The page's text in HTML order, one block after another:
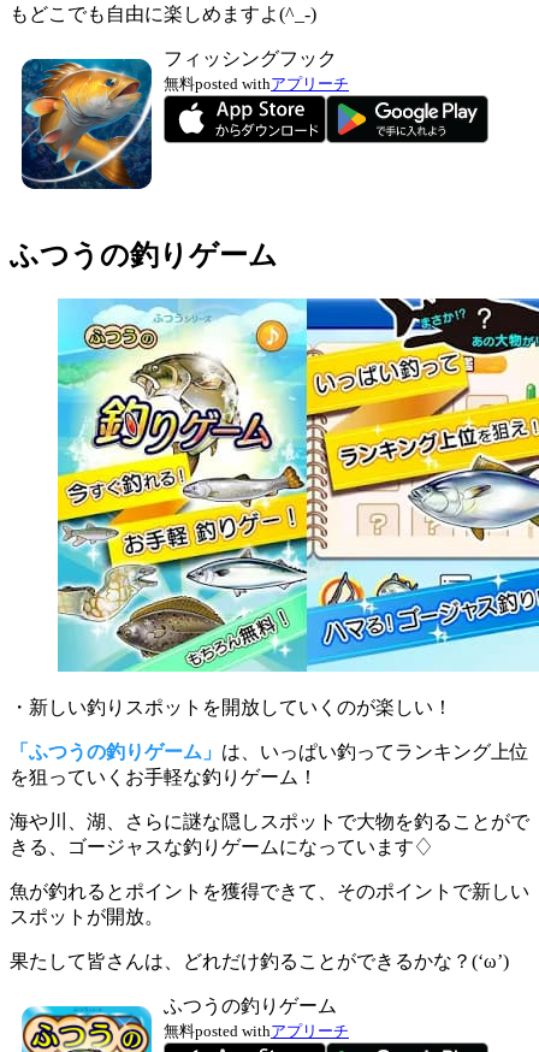
もどこでも自由に楽しめますよ(^_-)
フィッシングフック
無料posted withアプリーチ
ふつうの釣りゲーム
・新しい釣りスポットを開放していくのが楽しい！
「ふつうの釣りゲーム」 は、いっぱい釣ってランキング上位
を狙っていくお手軽な釣りゲーム！
海や川、湖、さらに謎な隠しスポットで大物を釣ることがで
きる
、ゴージャスな釣りゲームになっています♢
魚が釣れるとポイントを獲得できて、そのポイントで新しい
スポットが開放。
果たして皆さんは、どれだけ釣ることができるかな？(‘ω’)
ふつうの釣りゲーム
無料posted withアプリーチ